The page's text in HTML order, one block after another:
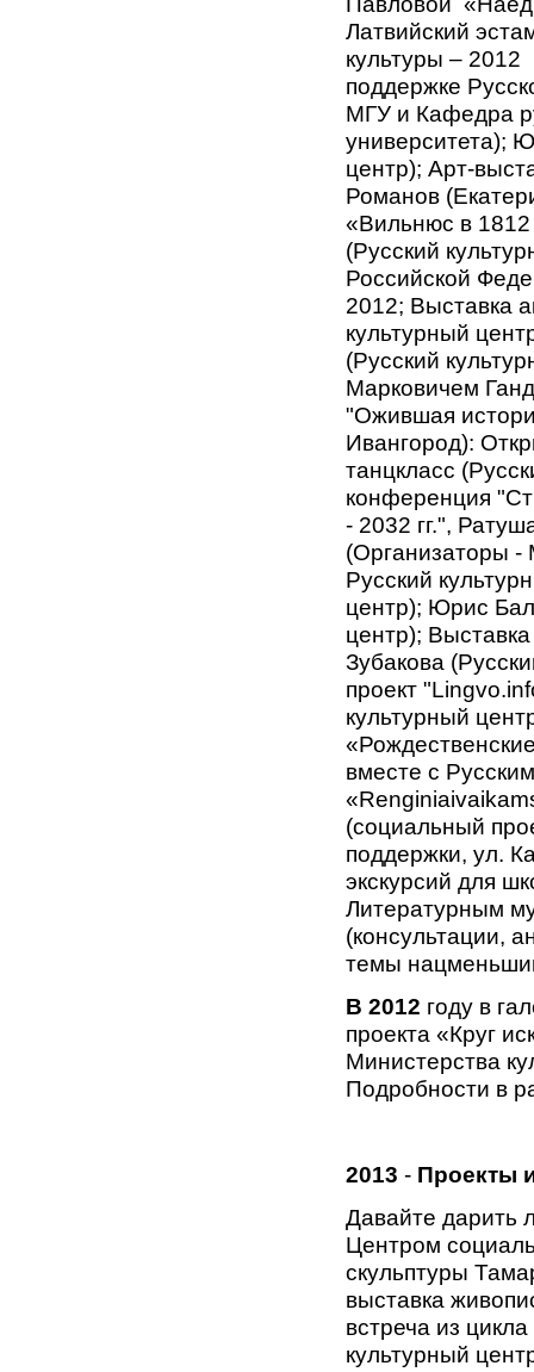
Латвийский
культуры – 2012
поддержке
МГУ и Кафедра
университета);
центр); Арт-
Романов
«Вильнюс в 1812
(Русский
Российской
2012; Выставка
культурный
(Русский
Марковичем
"Ожившая
Ивангород):
танцкласс
конференция
- 2032 гг.",
(Организаторы -
Русский
центр); Юрис
центр);
Зубакова
проект
культурный
вместе с
(социальный
поддержки, ул.
экскурсий для
Литературным
(консультации,
темы
В 2012 году в
проекта «Круг
Министерства
Подробности в
2013 - Проекты
Давайте дарить
Центром
скульптуры
выставка
встреча из
культурный